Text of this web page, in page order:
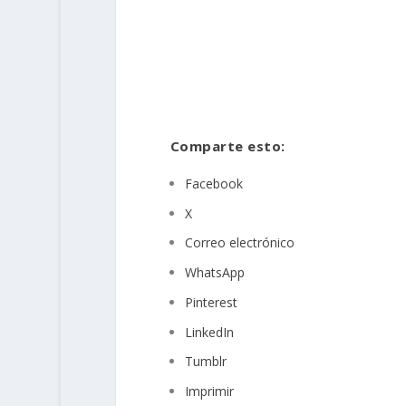
Comparte esto:
Facebook
X
Correo electrónico
WhatsApp
Pinterest
LinkedIn
Tumblr
Imprimir